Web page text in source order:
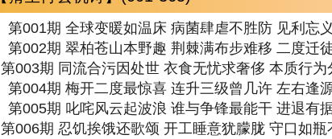
第001期 全球变暖如温床 病菌肆虐不胜防 见利忘
第002期 翠柏苍山本野趣 荆棘满布步难移 二度迁
第003期 同流合污因处世 衣食无忧求奢侈 本质行为
第004期 梅开二度最惊喜 连升三级曾几许 左右逢
第005期 叱咤风云起波浪 谁与争锋最能干 进退有
第006期 忍饥挨饿还歌颂 开工睡意犹朦胧 守口如瓶